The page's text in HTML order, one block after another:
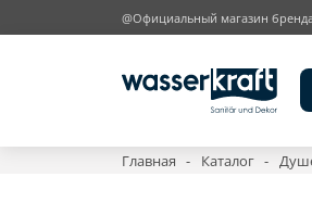
@Официальный магазин бренда
Главная Каталог